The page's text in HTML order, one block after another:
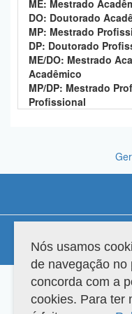
ME: Mestrado
DO: Doutorado
MP: Mestrado
DP: Doutorado
ME/DO: Mestrado
Acadêmico
MP/DP: Mestrado
Profissional
Versão do sistema: 3.88.9
Nós usamos
de navegação no
concorda com a
cookies. Para ter